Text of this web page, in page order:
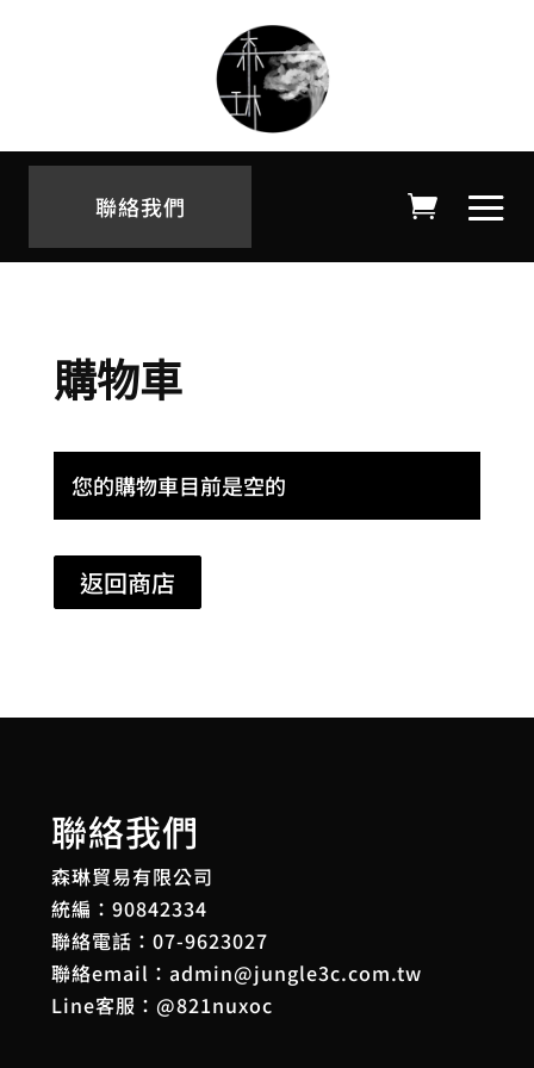
聯絡我們
購物車
您的購物車目前是空的
返回商店
聯絡我們
森琳貿易有限公司
統編：90842334
聯絡電話： 07-9623027
聯絡email： admin@jungle3c.com.tw
Line客服： @821nuxoc